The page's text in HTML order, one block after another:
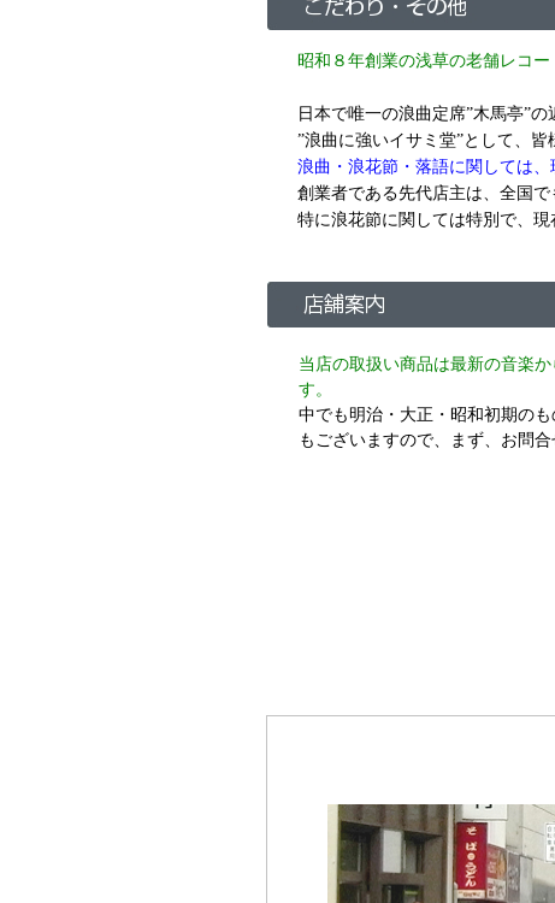
昭和８年創業の浅草の老舗レコー
日本で唯一の浪曲定席”木馬亭”の
”浪曲に強いイサミ堂”として、
浪曲・浪花節・落語に関しては、
創業者である先代店主は、全国で
特に浪花節に関しては特別で、
当店の取扱い商品は最新の音楽
す。
中でも明治・大正・昭和初期の
もございますので、まず、お問